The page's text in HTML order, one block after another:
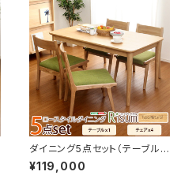
ダイニング5点セット（テーブル
+チェア4脚）ナチュラルロータイ
プ 木製アッシュ材｜Risum-リ
¥119,000